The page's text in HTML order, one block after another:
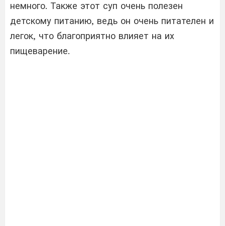
немного. Также этот суп очень полезен
детскому питанию, ведь он очень питателен и
легок, что благоприятно влияет на их
пищеварение.